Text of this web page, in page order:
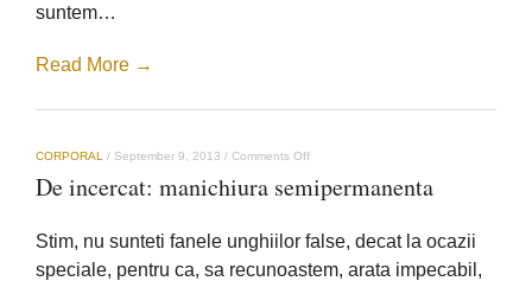
suntem…
Read More →
CORPORAL / September 9, 2013 / Comments Offon
incercat:
De incercat: manichiura semipermanenta
Stim, nu sunteti fanele unghiilor false, decat la ocazii
speciale, pentru ca, sa recunoastem, arata impecabil,